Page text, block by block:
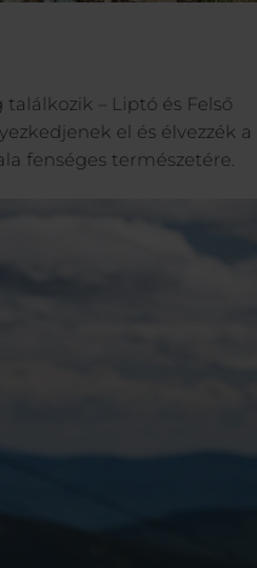
– Liptó és Felső
el és élvezzék a
fenséges természetére.